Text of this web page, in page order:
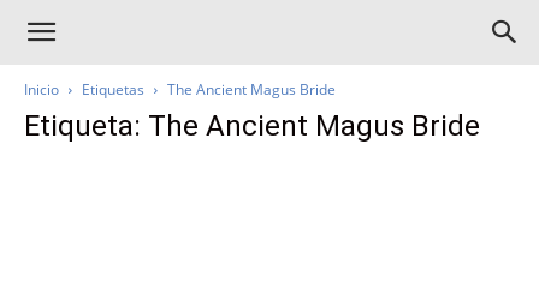
Inicio Etiquetas The Ancient Magus Bride
Etiqueta: The Ancient Magus Bride